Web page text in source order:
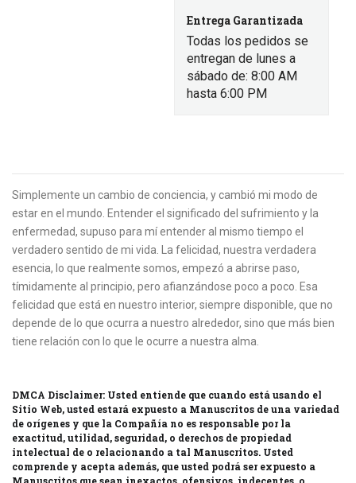
Entrega Garantizada
Todas los pedidos se
entregan de lunes a
sábado de: 8:00 AM
hasta 6:00 PM
Simplemente un cambio de conciencia, y cambió mi modo de
estar en el mundo. Entender el significado del sufrimiento y la
enfermedad, supuso para mí entender al mismo tiempo el
verdadero sentido de mi vida. La felicidad, nuestra verdadera
esencia, lo que realmente somos, empezó a abrirse paso,
tímidamente al principio, pero afianzándose poco a poco. Esa
felicidad que está en nuestro interior, siempre disponible, que no
depende de lo que ocurra a nuestro alrededor, sino que más bien
tiene relación con lo que le ocurre a nuestra alma.
DMCA Disclaimer: Usted entiende que cuando está usando el
Sitio Web, usted estará expuesto a Manuscritos de una variedad
de orígenes y que la Compañía no es responsable por la
exactitud, utilidad, seguridad, o derechos de propiedad
intelectual de o relacionando a tal Manuscritos. Usted
comprende y acepta además, que usted podrá ser expuesto a